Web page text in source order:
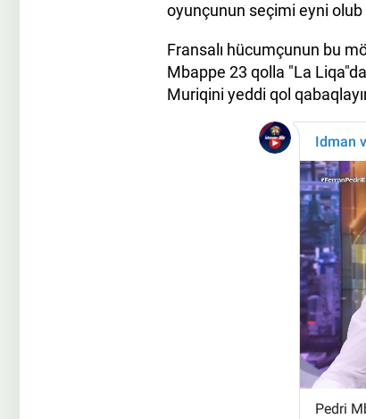
oyunçunun seçimi eyni
Fransalı hücumçunun bu
Mbappe 23 qolla "La
Muriqini yeddi qol